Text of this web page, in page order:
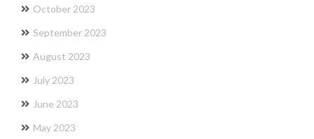
October 2023
September 2023
August 2023
July 2023
June 2023
May 2023